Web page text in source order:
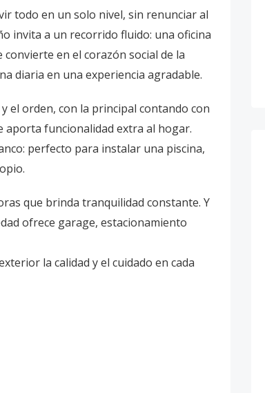
todo en un solo nivel, sin renunciar al
invita a un recorrido fluido: una oficina
en el corazón social de la
diaria en una experiencia agradable.
el orden, con la principal contando con
aporta funcionalidad extra al hogar.
perfecto para instalar una piscina,
que brinda tranquilidad constante. Y
ofrece garage, estacionamiento
la calidad y el cuidado en cada